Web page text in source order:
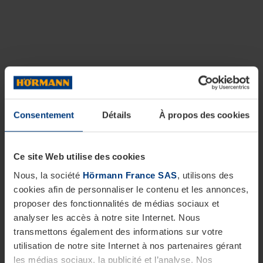
Consentement Détails À propos des cookies
Ce site Web utilise des cookies
Nous, la société Hörmann France SAS, utilisons des
cookies afin de personnaliser le contenu et les annonces,
proposer des fonctionnalités de médias sociaux et
analyser les accès à notre site Internet. Nous
transmettons également des informations sur votre
utilisation de notre site Internet à nos partenaires gérant
les médias sociaux, la publicité et l’analyse. Nos